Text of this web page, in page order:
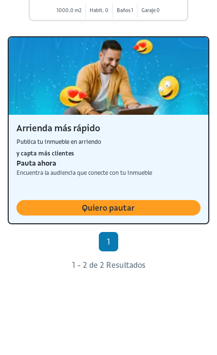
1000.0 m2 Habit. 0 Baños 1 Garaje 0
Arrienda más rápido
Publica tu inmueble en arriendo
y capta más clientes
Pauta ahora
Encuentra la audiencia que conecte con tu inmueble
Quiero pautar
1
1 - 2 de 2 Resultados